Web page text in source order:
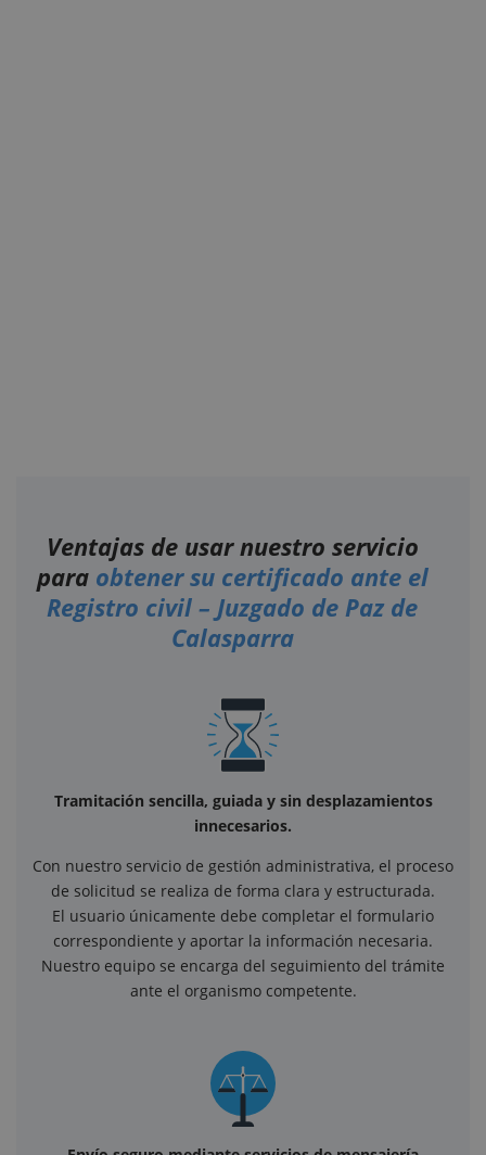
Ventajas de usar nuestro servicio
para obtener su certificado ante el
Registro civil – Juzgado de Paz de
Calasparra
Tramitación sencilla, guiada y sin desplazamientos
innecesarios.
Con nuestro servicio de gestión administrativa, el proceso
de solicitud se realiza de forma clara y estructurada.
El usuario únicamente debe completar el formulario
correspondiente y aportar la información necesaria.
Nuestro equipo se encarga del seguimiento del trámite
ante el organismo competente.